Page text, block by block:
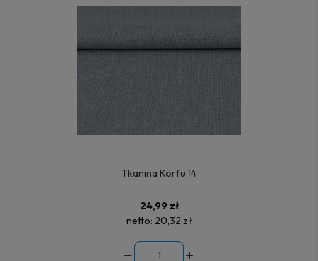
Tkanina Korfu 14
24,99 zł
netto: 20,32 zł